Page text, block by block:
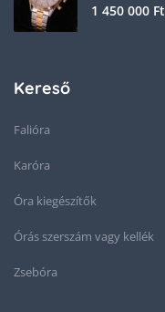
1 450 000 Ft
Kereső
Falióra
Karóra
Óra kiegészítők
Órás szerszám vagy kellék
Zsebóra